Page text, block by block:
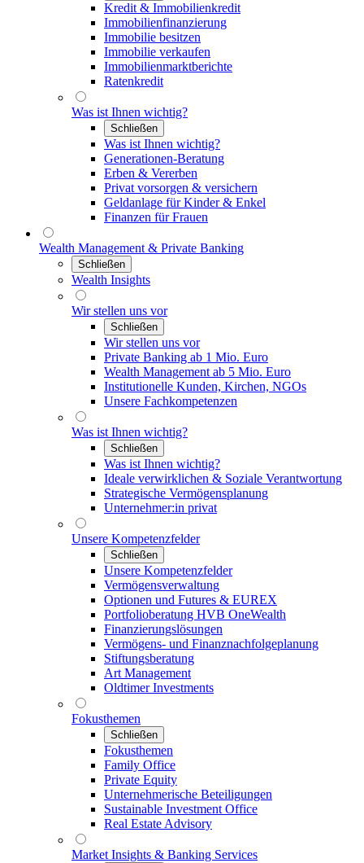
Kredit & Immobilienkredit
Immobilienfinanzierung
Immobilie besitzen
Immobilie verkaufen
Immobilienmarktberichte
Ratenkredit
Was ist Ihnen wichtig?
Schließen
Was ist Ihnen wichtig?
Generationen-Beratung
Erben & Vererben
Privat vorsorgen & versichern
Geldanlage für Kinder & Enkel
Finanzen für Frauen
Wealth Management & Private Banking
Schließen
Wealth Insights
Wir stellen uns vor
Schließen
Wir stellen uns vor
Private Banking ab 1 Mio. Euro
Wealth Management ab 5 Mio. Euro
Institutionelle Kunden, Kirchen, NGOs
Unsere Fachkompetenzen
Was ist Ihnen wichtig?
Schließen
Was ist Ihnen wichtig?
Ideale verwirklichen & Soziale Verantwortung
Strategische Vermögensplanung
Unternehmer:in privat
Unsere Kompetenzfelder
Schließen
Unsere Kompetenzfelder
Vermögensverwaltung
Optionen und Futures & EUREX
Portfolioberatung HVB OneWealth
Finanzierungslösungen
Vermögens- und Finanznachfolgeplanung
Stiftungsberatung
Art Management
Oldtimer Investments
Fokusthemen
Schließen
Fokusthemen
Family Office
Private Equity
Unternehmerische Beteiligungen
Sustainable Investment Office
Real Estate Advisory
Market Insights & Banking Services